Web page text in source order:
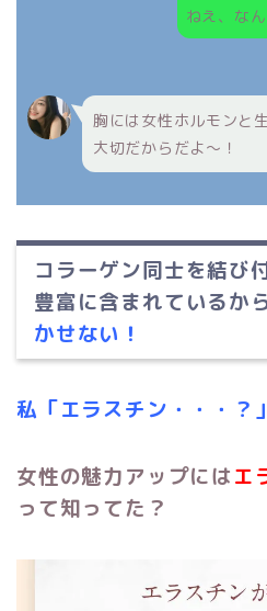
ねえ、な
胸には女性ホルモンと
大切だからだよ～！
コラーゲン同士を結び
豊富に含まれているか
かせない！
私「エラスチン・・・？」
女性の魅力アップにはエ
って知ってた？